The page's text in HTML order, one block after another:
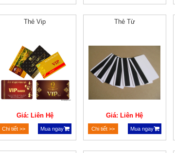
Thẻ Vip
Giá: Liên Hệ
Chi tiết >> Mua ngay
Thẻ Từ
Giá: Liên Hệ
Chi tiết >> Mua ngay